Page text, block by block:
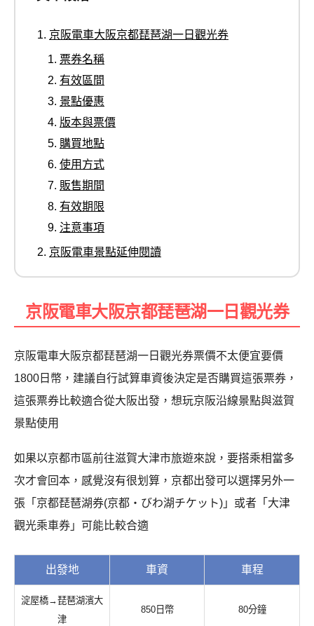
京阪電車大阪京都琵琶湖一日觀光券
票券名稱
有效區間
景點優惠
版本與票價
購買地點
使用方式
販售期間
有效期限
注意事項
京阪電車景點延伸閱讀
京阪電車大阪京都琵琶湖一日觀光券
京阪電車大阪京都琵琶湖一日觀光券票價不太便宜要價
1800日幣，建議自行試算車資後決定是否購買這張票券，
這張票券比較適合從大阪出發，想玩京阪沿線景點與滋賀
景點使用
如果以京都市區前往滋賀大津市旅遊來說，要搭乘相當多
次才會回本，感覺沒有很划算，京都出發可以選擇另外一
張「京都琵琶湖券(京都・びわ湖チケット)」或者「大津
觀光乘車券」可能比較合適
出發地 車資 車程
淀屋橋→琵琶湖濱大
津
850日幣 80分鐘